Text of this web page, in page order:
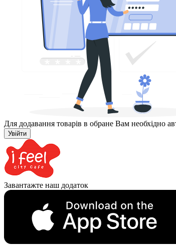
Для додавання товарів в обране Вам необхідно
Увійти
Завантажте наш додаток